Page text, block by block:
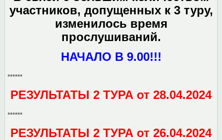
участников, допущенных к 3 туру,
изменилось время
прослушиваний.
НАЧАЛО В 9.00!!!
******
РЕЗУЛЬТАТЫ 2 ТУРА от 28.04.2024
******
РЕЗУЛЬТАТЫ 2 ТУРА от 26.04.2024